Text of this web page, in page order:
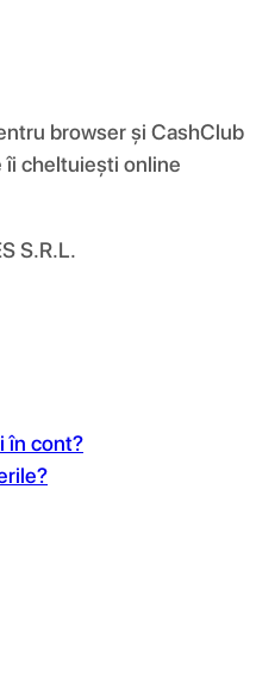
browser și CashClub
îi cheltuiești online
S.R.L.
în cont?